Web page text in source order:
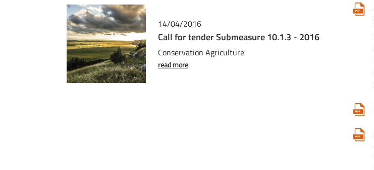
14/04/2016
Call for tender Submeasure 10.1.3 - 2016
Conservation Agriculture
read more